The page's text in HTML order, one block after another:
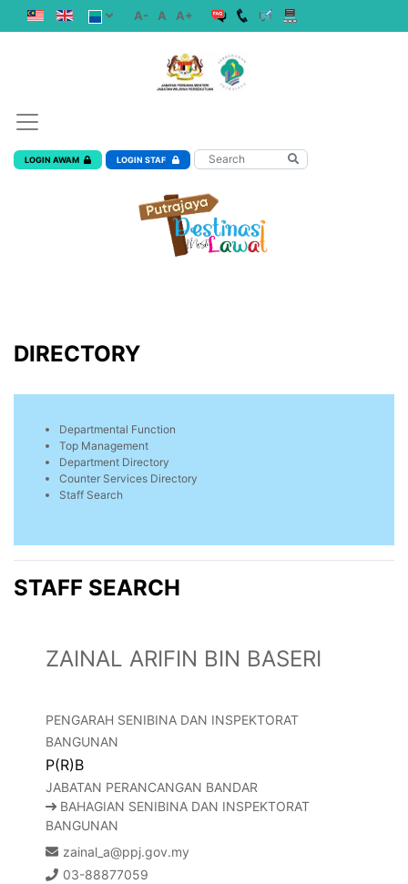
A- A A+
LOGIN AWAM LOGIN STAF
DIRECTORY
Departmental Function
Top Management
Department Directory
Counter Services Directory
Staff Search
STAFF SEARCH
ZAINAL ARIFIN BIN BASERI
PENGARAH SENIBINA DAN INSPEKTORAT
BANGUNAN
P(R)B
JABATAN PERANCANGAN BANDAR
BAHAGIAN SENIBINA DAN INSPEKTORAT
BANGUNAN
zainal_a@ppj.gov.my
03-88877059